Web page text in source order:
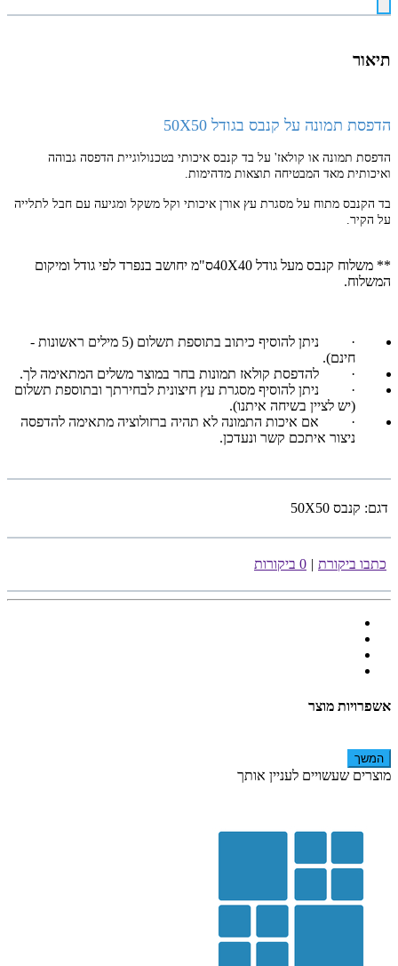
תיאור
הדפסת תמונה על קנבס בגודל 50X50
הדפסת תמונה או קולאז' על בד קנבס איכותי בטכנולוגיית הדפסה גבוהה
ואיכותית מאד המבטיחה תוצאות מדהימות.
בד הקנבס מתוח על מסגרת עץ אורן איכותי וקל משקל ומגיעה עם חבל לתלייה
על הקיר.
** משלוח קנבס מעל גודל 40X40ס"מ יחושב בנפרד לפי גודל ומיקום
המשלוח.
·
ניתן להוסיף כיתוב בתוספת תשלום (5 מילים ראשונות -
חינם).
·
להדפסת קולאז תמונות בחר במוצר משלים המתאימה לך.
·
ניתן להוסיף מסגרת עץ חיצונית לבחירתך ובתוספת תשלום
(יש לציין בשיחה איתנו).
·
אם איכות התמונה לא תהיה ברזולוציה מתאימה להדפסה
ניצור איתכם קשר ונעדכן.
דגם: קנבס 50X50
כתבו ביקורת | 0 ביקורות
אשפרויות מוצר
המשך
מוצרים שעשויים לעניין אותך